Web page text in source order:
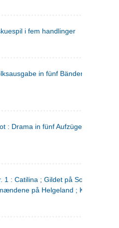
i fem handlinger
in fünf Bänden
: Drama in fünf Aufzügen
1 : Catilina ; Gildet på Solhaug ; Fru
på Helgeland ;